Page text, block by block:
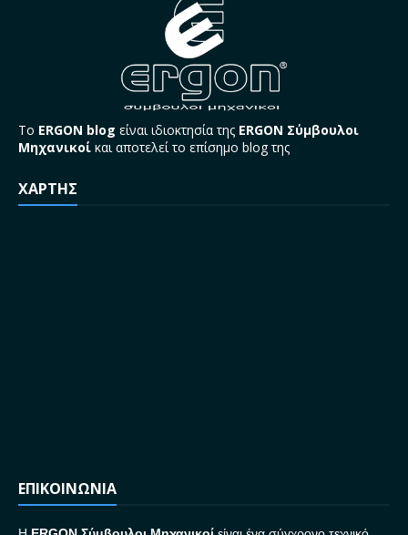
Το ERGON blog είναι ιδιοκτησία της ERGON Σύμβουλοι
Μηχανικοί και αποτελεί το επίσημο blog της
ΧΑΡΤΗΣ
ΕΠΙΚΟΙΝΩΝΙΑ